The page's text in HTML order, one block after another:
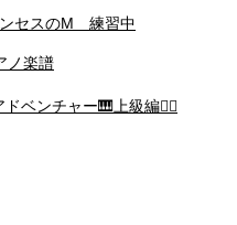
セスのM 練習中
ノ楽譜
ベンチャー🎹上級編💁‍♀️